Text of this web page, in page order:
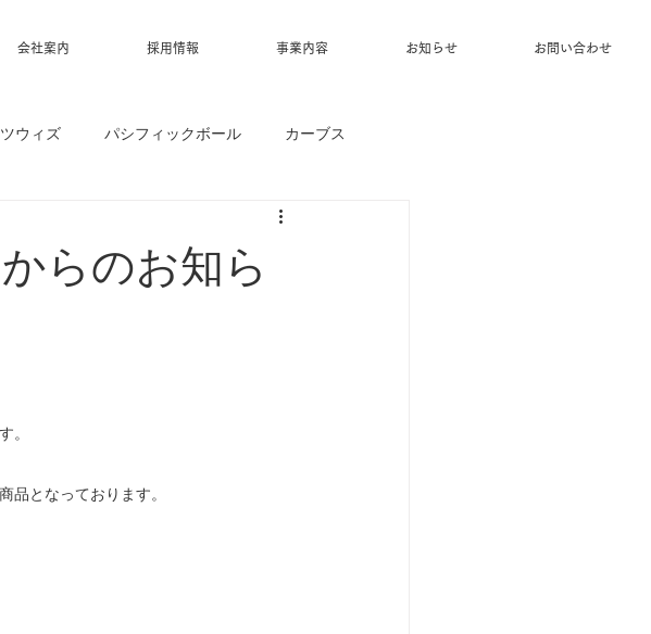
会社案内 採用情報 事業内容 お知らせ お問い合わせ
ウィズ パシフィックボール カーブス
らのお知ら
。
品となっております。